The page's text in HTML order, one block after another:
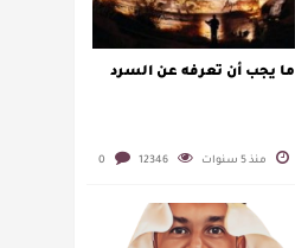
ما يجب أن تعرفه عن السرد
منذ 5 سنوات 12346
0